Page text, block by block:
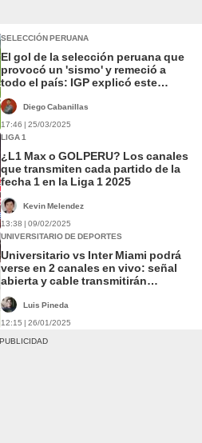
SELECCIÓN PERUANA
El gol de la selección peruana que
provocó un 'sismo' y remeció a
todo el país: IGP explicó este
Diego Cabanillas
17:46 | 25/03/2025
LIGA 1
¿L1 Max o GOLPERU? Los canales
que transmiten cada partido de la
fecha 1 en la Liga 1 2025
Kevin Melendez
13:38 | 09/02/2025
UNIVERSITARIO DE DEPORTES
Universitario vs Inter Miami podrá
verse en 2 canales en vivo: señal
abierta y cable transmitirán
Luis Pineda
12:15 | 26/01/2025